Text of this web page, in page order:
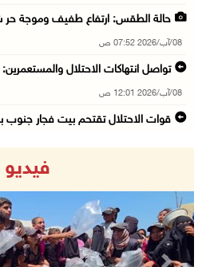
حالة الطقس: ارتفاع طفيف وموجة حر
08/آب/2026 07:52 ص
تواصل انتهاكات الاحتلال
08/آب/2026 12:01 ص
قوات الاحتلال تقتحم بيت فجار جنوب
أسعار الغذاء العالمية عند أعلى مستوى منذ 3
07/آب/2026 11:11 م
قوات الاحتلال تقتحم بيت لحم
07/آب/2026 10:40 م
فيديو